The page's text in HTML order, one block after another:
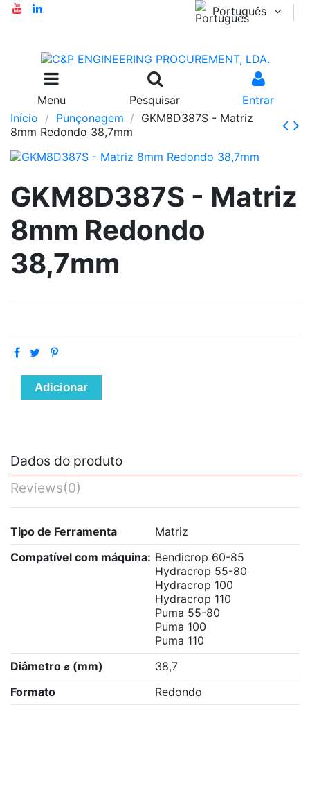
Português
Menu Pesquisar
Entrar
Início
Punçonagem
GKM8D387S - Matriz
8mm Redondo 38,7mm
GKM8D387S - Matriz
8mm Redondo
38,7mm
Adicionar
Dados do produto
Reviews(0)
Tipo de Ferramenta
Matriz
Compatível com máquina: Bendicrop 60-85
Hydracrop 55-80
Hydracrop 100
Hydracrop 110
Puma 55-80
Puma 100
Puma 110
Diâmetro ⌀ (mm)
38,7
Formato
Redondo